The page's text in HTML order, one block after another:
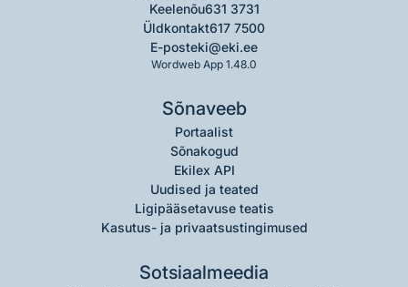
Keelenõu631 3731
Üldkontakt617 7500
E-posteki@eki.ee
Wordweb App 1.48.0
Sõnaveeb
Portaalist
Sõnakogud
Ekilex API
Uudised ja teated
Ligipääsetavuse teatis
Kasutus- ja privaatsustingimused
Sotsiaalmeedia